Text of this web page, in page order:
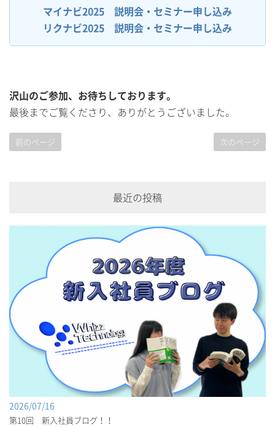
マイナビ2025 説明会・セミナー申し込み
リクナビ2025 説明会・セミナー申し込み
沢山のご参加、お待ちしております。
最後までご覧くださり、ありがとうございました。
前のページ 次のページ
最近の投稿
2026/07/16
第10回 新入社員ブログ！！